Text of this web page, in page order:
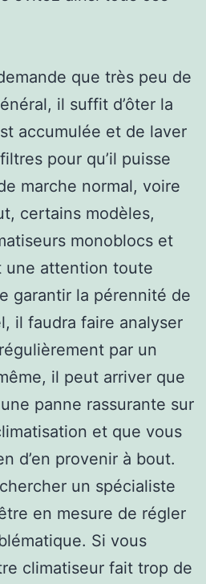
que très peu de
il suffit d’ôter la
accumulée et de laver
pour qu’il puisse
marche normal, voire
certains modèles,
monoblocs et
une attention toute
garantir la pérennité de
il faudra faire analyser
par un
il peut arriver que
panne rassurante sur
et que vous
d’en provenir à bout.
un spécialiste
en mesure de régler
Si vous
climatiseur fait trop de